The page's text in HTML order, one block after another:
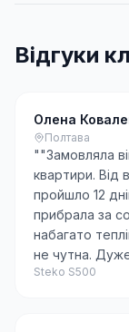
Відгуки
Олена
Полтава
""Замовляла
квартири. Від
пройшло 12
прибрала за
набагато
не чутна.
Steko S500